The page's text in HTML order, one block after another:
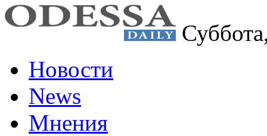
Новости
News
Мнения